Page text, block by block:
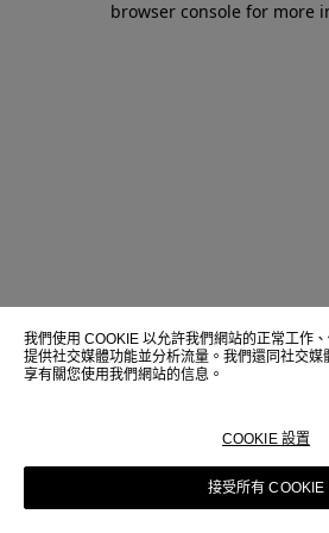
browser console for more
我們使用 COOKIE 以允許我們網站的正常工作
提供社交媒體功能並分析流量。我們還同社交
享有關您使用我們網站的信息。
COOKIE 設置
接受所有 COOKIE